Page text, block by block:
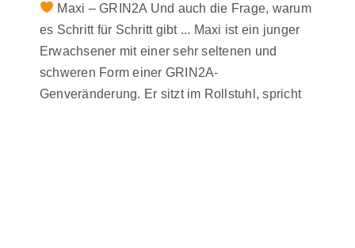
Maxi – GRIN2A Und auch die Frage, warum
es Schritt für Schritt gibt ... Maxi ist ein junger
Erwachsener mit einer sehr seltenen und
schweren Form einer GRIN2A-
Genveränderung. Er sitzt im Rollstuhl, spricht